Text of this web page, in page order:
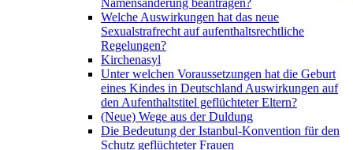
Namensänderung beantragen?
Welche Auswirkungen hat das neue
Sexualstrafrecht auf aufenthaltsrechtliche
Regelungen?
Kirchenasyl
Unter welchen Voraussetzungen hat die Geburt
eines Kindes in Deutschland Auswirkungen auf
den Aufenthaltstitel geflüchteter Eltern?
(Neue) Wege aus der Duldung
Die Bedeutung der Istanbul-Konvention für den
Schutz geflüchteter Frauen